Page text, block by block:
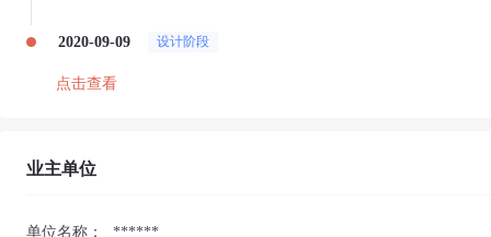
2020-09-09 设计阶段
点击查看
业主单位
单位名称： ******